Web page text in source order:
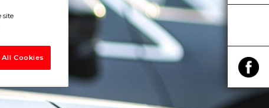
site
Cookies